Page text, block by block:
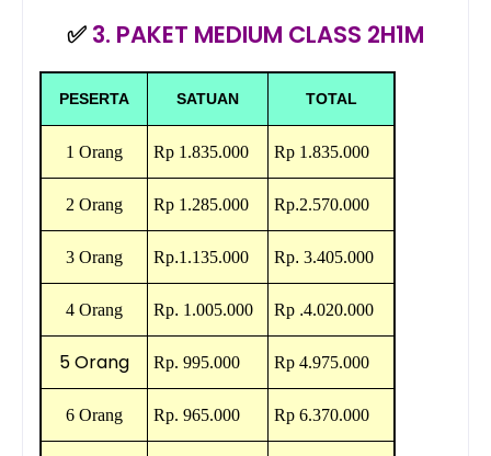
✅ 3. PAKET MEDIUM CLASS 2H1M
PESERTA SATUAN TOTAL
1 Orang Rp 1.835.000 Rp 1.835.000
2 Orang Rp 1.285.000 Rp.2.570.000
3 Orang Rp.1.135.000 Rp. 3.405.000
4 Orang Rp. 1.005.000 Rp .4.020.000
5 Orang Rp. 995.000 Rp 4.975.000
6 Orang Rp. 965.000 Rp 6.370.000